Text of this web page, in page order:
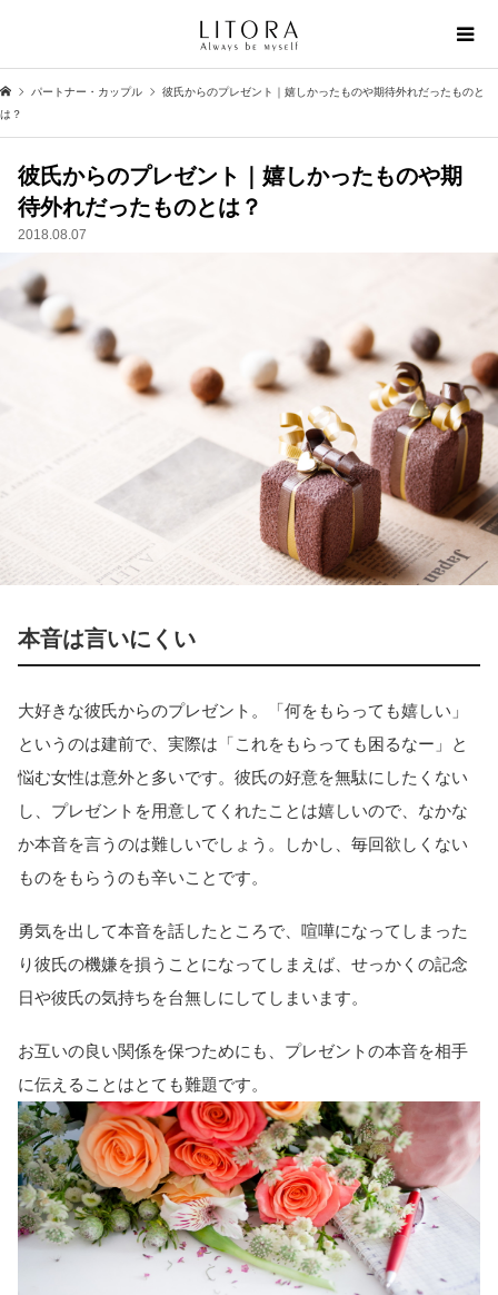
パートナー・カップル
彼氏からのプレゼント｜嬉しかったものや期待外れだったものと
は？
彼氏からのプレゼント｜嬉しかったものや期
待外れだったものとは？
2018.08.07
本音は言いにくい
大好きな彼氏からのプレゼント。「何をもらっても嬉しい」
というのは建前で、実際は「これをもらっても困るなー」と
悩む女性は意外と多いです。彼氏の好意を無駄にしたくない
し、プレゼントを用意してくれたことは嬉しいので、なかな
か本音を言うのは難しいでしょう。しかし、毎回欲しくない
ものをもらうのも辛いことです。
勇気を出して本音を話したところで、喧嘩になってしまった
り彼氏の機嫌を損うことになってしまえば、せっかくの記念
日や彼氏の気持ちを台無しにしてしまいます。
お互いの良い関係を保つためにも、プレゼントの本音を相手
に伝えることはとても難題です。